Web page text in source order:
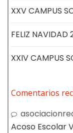
XXV CAMPUS
FELIZ NAVIDAD
XXIV CAMPUS
Comentarios
Acoso Escolar